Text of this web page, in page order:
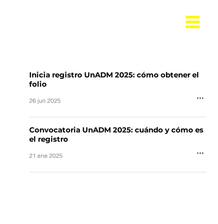
Inicia registro UnADM 2025: cómo obtener el
folio
26 jun 2025
Convocatoria UnADM 2025: cuándo y cómo es
el registro
21 ene 2025